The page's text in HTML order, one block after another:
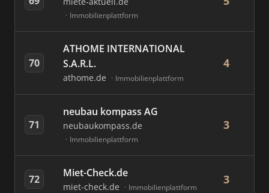
Immobilienplattform
70
ATHOME INTERNATIONAL
S.A.R.L.
athome.de Immobilienplattform
4
71
neubau kompass AG
neubaukompass.de
Immobilienplattform
3
72 Miet-Check.de
miet-check.de Immobilienplattform
3